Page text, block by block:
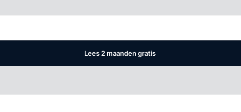
Lees 2 maanden gratis